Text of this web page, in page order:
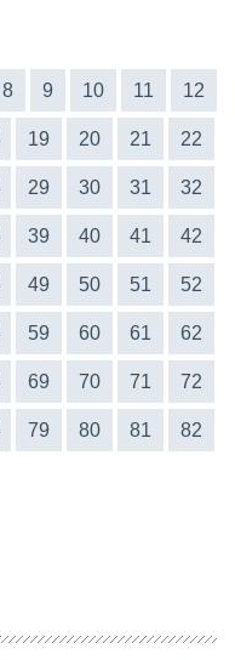
8 9 10 11 12
19 20 21 22
29 30 31 32
39 40 41 42
49 50 51 52
59 60 61 62
69 70 71 72
79 80 81 82